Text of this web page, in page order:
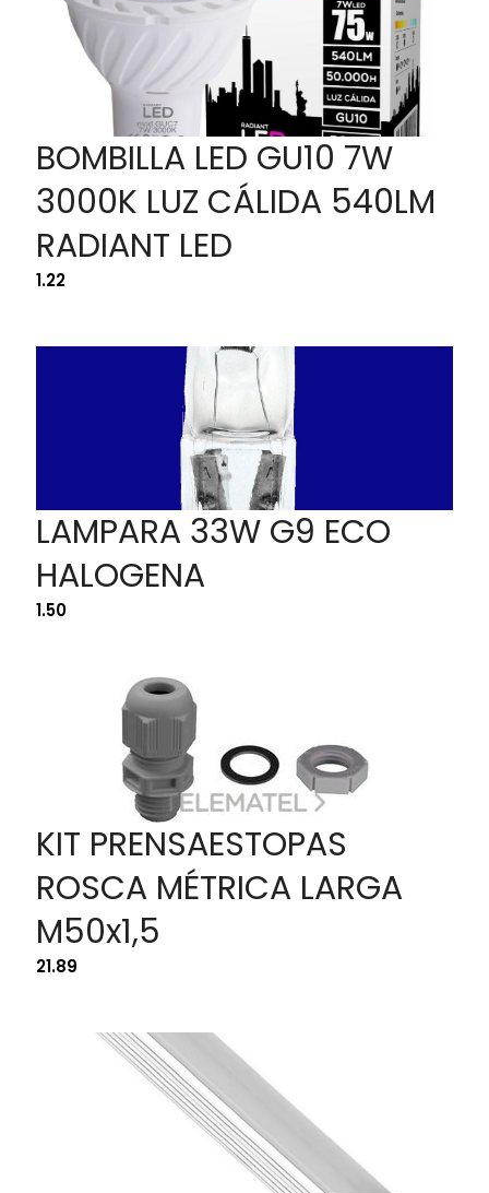
BOMBILLA LED GU10 7W
3000K LUZ CÁLIDA 540LM
RADIANT LED
1.22
LAMPARA 33W G9 ECO
HALOGENA
1.50
KIT PRENSAESTOPAS
ROSCA MÉTRICA LARGA
M50x1,5
21.89